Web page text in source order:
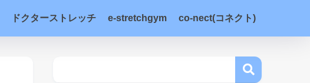
ドクターストレッチ e-stretchgym co-nect(コネクト)